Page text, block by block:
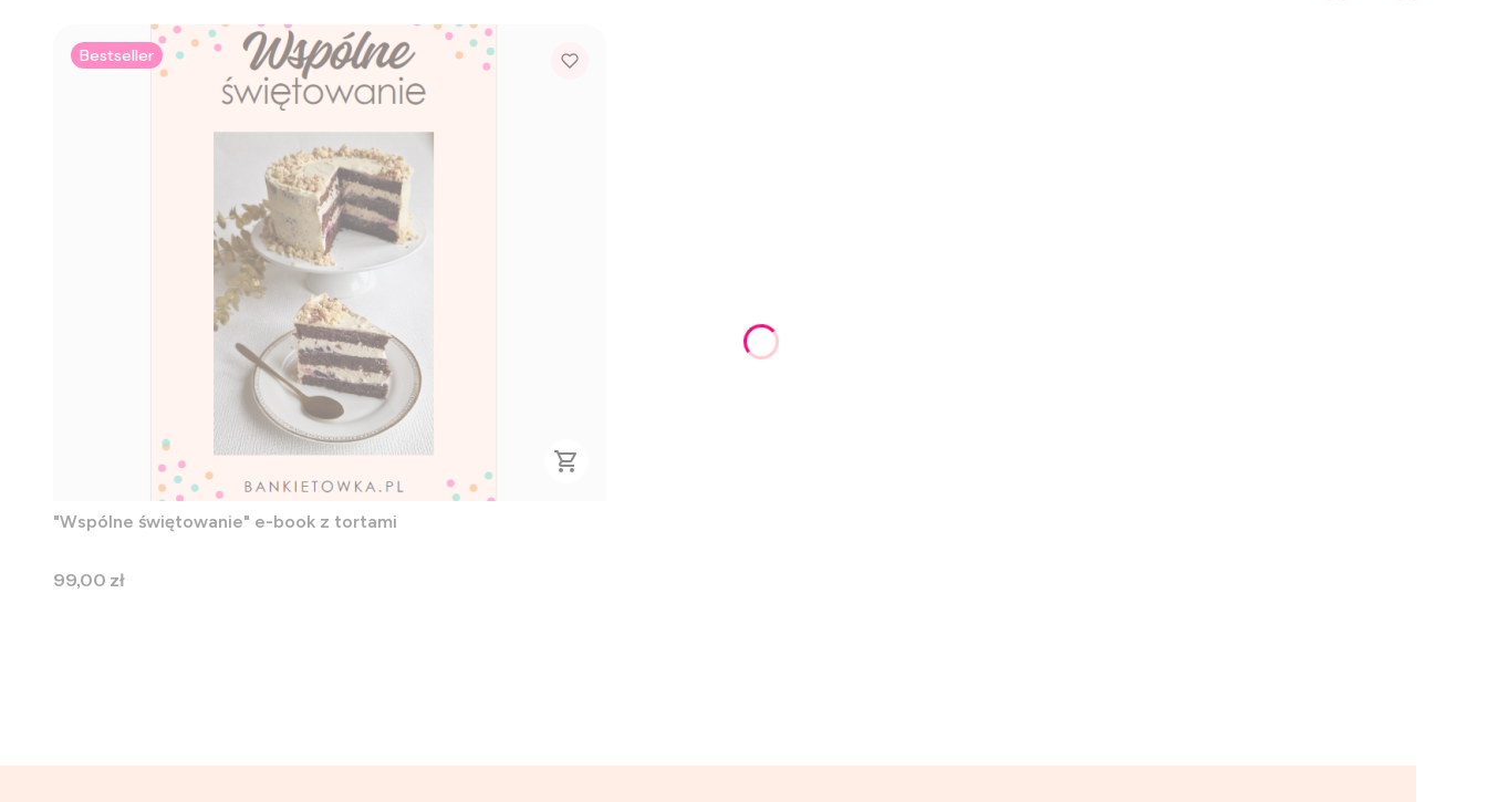
Bestseller
"Wspólne świętowanie" e-book z tortami
Cena
99,00 zł